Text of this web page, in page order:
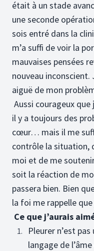
était à un stade
une seconde
sois entré dans la
m’a suffi de voir la
mauvaises pensées
nouveau inconscient.
aiguë de mon
Aussi courageux
il y a toujours des
cœur… mais il me
contrôle la situation,
moi et de me
soit la réaction de
passera bien. Bien
la foi me rappelle
Ce que j’aurais
Pleurer n’est
langage de